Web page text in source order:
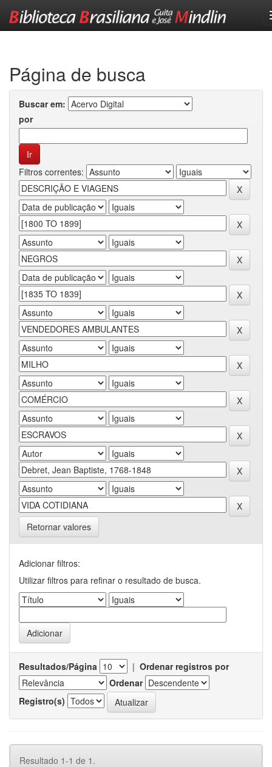
Página de busca
Buscar em:
por
Filtros correntes:
Retornar valores
Adicionar filtros:
Utilizar filtros para refinar o resultado de busca.
Resultados/Página | Ordenar registros por
Ordenar
Registro(s)
Resultado 1-1 de 1.